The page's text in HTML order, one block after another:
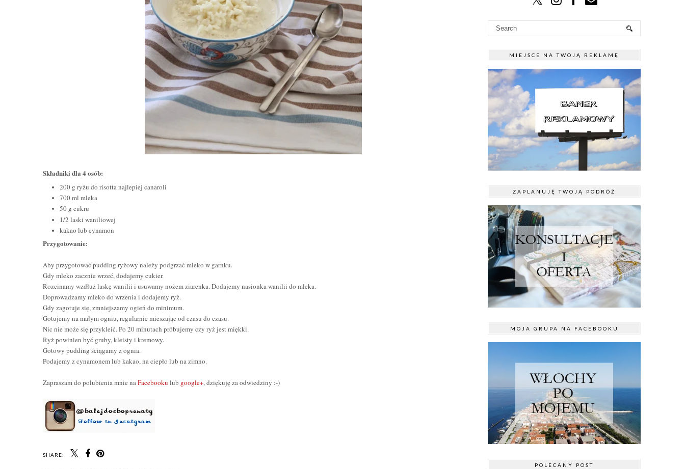
Składniki dla 4 osób:
200 g ryżu do risotta najlepiej canaroli
700 ml mleka
50 g cukru
1/2 laski waniliowej
kakao lub cynamon
Przygotowanie:
Aby przygotować pudding ryżowy należy podgrzać mleko w garnku.
Gdy mleko zacznie wrzeć, dodajemy cukier.
Rozcinamy wzdłuż laskę wanilii i usuwamy nożemziarenka. Dodajemy nasionka wanilii do mleka.
Doprowadzamy mleko do wrzenia i dodajemy ryż.
Gdy zagotuje się, zmniejszamy ogień do minimum.
Gotujemy na małym ogniu, regularnie mieszając od czasu do czasu.
Nic nie może się przykleić. Po 20 minutach próbujemy czy ryż jest miękki.
Ryż powinien być gruby, kleisty i kremowy.
Gotowy pudding ściągamy z ognia.
Podajemy z cynamonem lub kakao, na ciepło lub na zimno.
Zapraszam do polubienia mnie naFacebooku lub google+, dziękuję za odwiedziny :-)
SHARE:
MIEJSCE NA TWOJĄ REKLAMĘ
ZAPLANUJĘ TWOJĄ PODRÓŻ
MOJA GRUPA NA FACEBOOKU
POLECANY POST